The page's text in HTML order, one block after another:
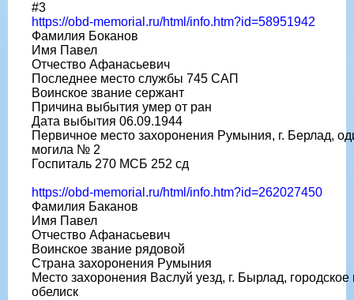
#3
https://obd-memorial.ru/html/info.htm?id=58951942
Фамилия Боканов
Имя Павел
Отчество Афанасьевич
Последнее место службы 745 САП
Воинское звание сержант
Причина выбытия умер от ран
Дата выбытия 06.09.1944
Первичное место захоронения Румыния, г. Берлад,
могила № 2
Госпиталь 270 МСБ 252 сд
https://obd-memorial.ru/html/info.htm?id=262027450
Фамилия Баканов
Имя Павел
Отчество Афанасьевич
Воинское звание рядовой
Страна захоронения Румыния
Место захоронения Васлуй уезд, г. Бырлад,
обелиск